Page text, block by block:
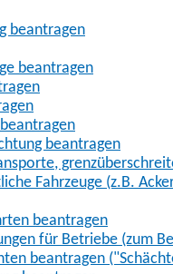
beantragen
beantragen
beantragen
Fahrzeuge (z.B.
beantragen
für Betriebe (zum
beantragen